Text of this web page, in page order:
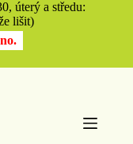
úterý a středu:
lišit)